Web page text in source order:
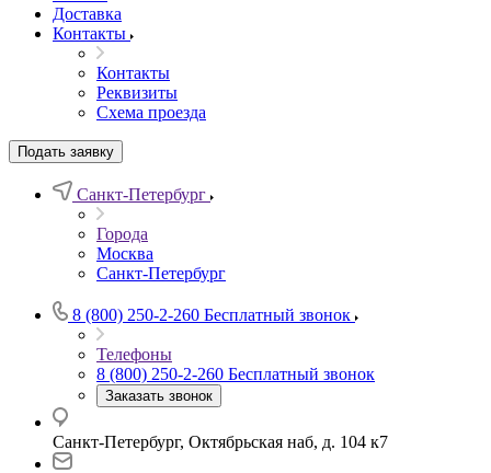
Доставка
Контакты
Контакты
Реквизиты
Схема проезда
Подать заявку
Санкт-Петербург
Города
Москва
Санкт-Петербург
8 (800) 250-2-260 Бесплатный звонок
Телефоны
8 (800) 250-2-260 Бесплатный звонок
Заказать звонок
Санкт-Петербург, Октябрьская наб, д. 104 к7